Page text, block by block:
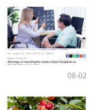
08-02